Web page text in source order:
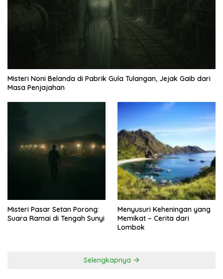
Misteri Noni Belanda di Pabrik Gula Tulangan, Jejak Gaib dari
Masa Penjajahan
Misteri Pasar Setan Porong:
Suara Ramai di Tengah Sunyi
Menyusuri Keheningan yang
Memikat – Cerita dari
Lombok
Selengkapnya